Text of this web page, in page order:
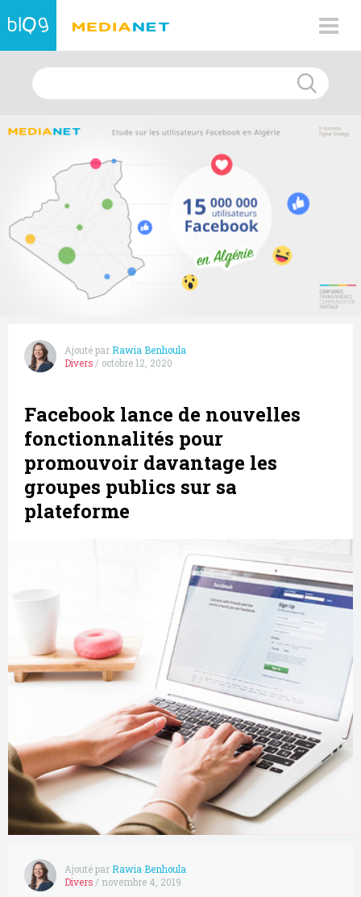
Ajouté par Rawia Benhoula
Divers / octobre 12, 2020
Facebook lance de nouvelles
fonctionnalités pour
promouvoir davantage les
groupes publics sur sa
plateforme
Ajouté par Rawia Benhoula
Divers / novembre 4, 2019